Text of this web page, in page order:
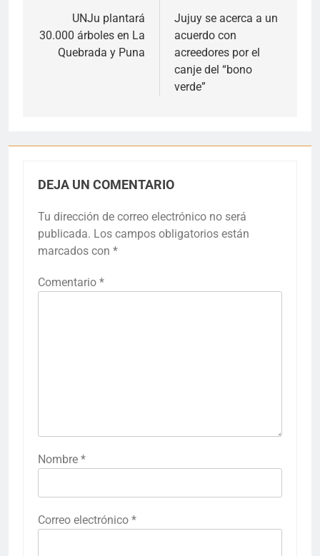
entradas
UNJu plantará
30.000 árboles en La
Quebrada y Puna
Jujuy se acerca a un
acuerdo con
acreedores por el
canje del “bono
verde”
DEJA UN COMENTARIO
Tu dirección de correo electrónico no será
publicada. Los campos obligatorios están
marcados con *
Comentario *
Nombre *
Correo electrónico *